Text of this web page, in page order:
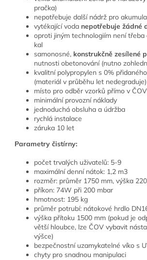
pračka)
nepotřebuje další nádrž pro
vytékající voda nepotřebuje žádné
oproti jiným technologiím není
kal
samonosné, konstrukčně zesílené
nutnosti obetonování (nutno
kvalitní polypropylen s 0%
(materiál v průběhu let nedegraduje)
místo pro odběr vzorků přímo v ČOV
minimální provozní náklady
jednoduchá obsluha a údržba
rychlá instalace
záruka 10 let
Parametry čistírny:
počet trvalých uživatelů: 5-9
maximální denní nátok: 1,2 m3
rozměr: průměr 1750 mm, výška
příkon: 74W při 200 mbar
hmotnost: 195 kg
průměr potrubí: nátokové hrdlo
výška přítoku 1500 mm (pokud je
větší hloubce, lze ČOV vybavit
výšce)
bezpečnostní uzamykatelné víko s
chyty pro snadnou manipulaci